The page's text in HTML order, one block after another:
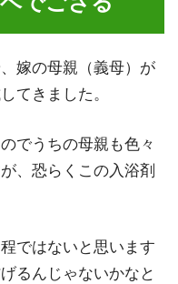
嫁の母親（義母）が
てきました。
でうちの母親も色々
、恐らくこの入浴剤
ではないと思います
るんじゃないかなと